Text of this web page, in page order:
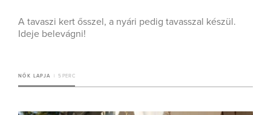
A tavaszi kert ősszel, a nyári pedig tavasszal készül.
Ideje belevágni!
NŐK LAPJA 5 PERC